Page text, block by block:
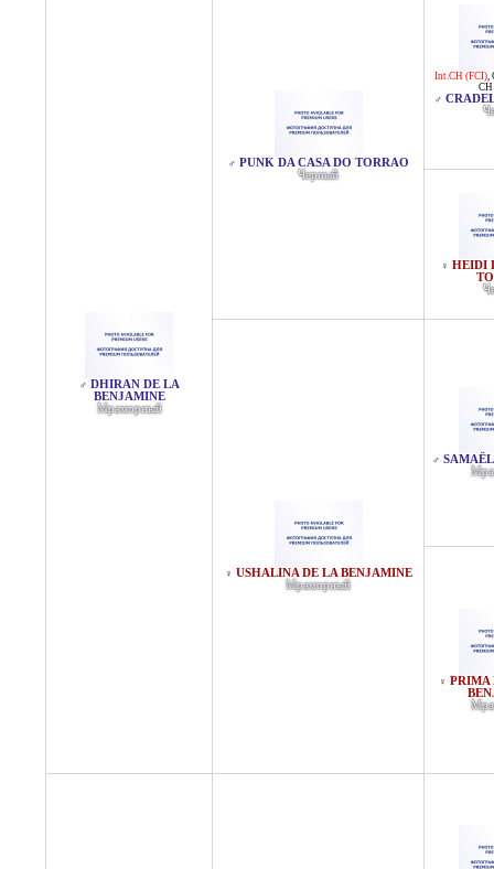
♂ DHIRAN DE LA
BENJAMINE
Мраморный
♂ PUNK DA CASA DO TORRAO
Черный
Int.CH (FCI),
♂
♀ HEIDI
♀ USHALINA DE LA BENJAMINE
Мраморный
♂
♀ PRIMA